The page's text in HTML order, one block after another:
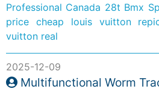
Professional Canada 28t Bmx
price cheap louis vuitton
vuitton real
2025-12-09
Multifunctional Worm